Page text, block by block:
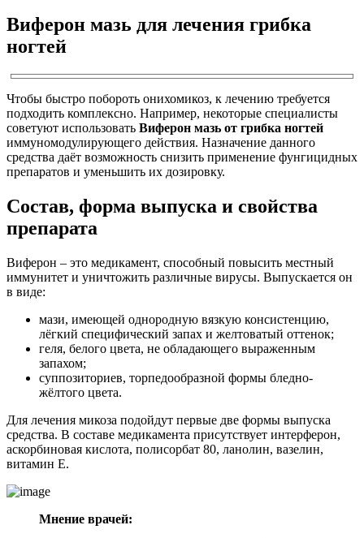
Виферон мазь для лечения грибка
ногтей
Чтобы быстро побороть онихомикоз, к лечению требуется
подходить комплексно. Например, некоторые специалисты
советуют использовать Виферон мазь от грибка ногтей
иммуномодулирующего действия. Назначение данного
средства даёт возможность снизить применение фунгицидных
препаратов и уменьшить их дозировку.
Состав, форма выпуска и свойства
препарата
Виферон – это медикамент, способный повысить местный
иммунитет и уничтожить различные вирусы. Выпускается он
в виде:
мази, имеющей однородную вязкую консистенцию,
лёгкий специфический запах и желтоватый оттенок;
геля, белого цвета, не обладающего выраженным
запахом;
суппозиториев, торпедообразной формы бледно-
жёлтого цвета.
Для лечения микоза подойдут первые две формы выпуска
средства. В составе медикамента присутствует интерферон,
аскорбиновая кислота, полисорбат 80, ланолин, вазелин,
витамин E.
Мнение врачей: